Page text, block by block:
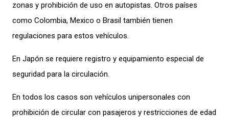
zonas y prohibición de uso en autopistas. Otros países
como Colombia, Mexico o Brasil también tienen
regulaciones para estos vehículos.
En Japón se requiere registro y equipamiento especial de
seguridad para la circulación.
En todos los casos son vehículos unipersonales con
prohibición de circular con pasajeros y restricciones de edad